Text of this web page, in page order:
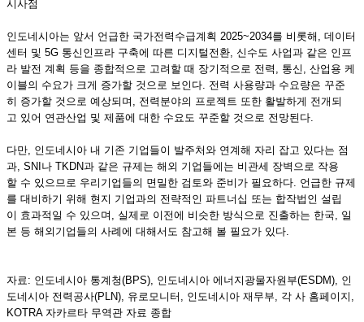
시사점
인도네시아는 앞서 언급한 국가전력수급계획 2025~2034를 비롯해, 데이터
센터 및 5G 통신인프라 구축에 따른 디지털전환, 신수도 사업과 같은 인프
라 발전 계획 등을 종합적으로 고려할 때 장기적으로 전력, 통신, 산업용 케
이블의 수요가 크게 증가할 것으로 보인다. 전력 사용량과 수요량은 꾸준
히 증가할 것으로 예상되며, 전력분야의 프로젝트 또한 활발하게 전개되
고 있어 연관산업 및 제품에 대한 수요도 꾸준할 것으로 전망된다.
다만, 인도네시아 내 기존 기업들이 발주처와 연계해 자리 잡고 있다는 점
과, SNI나 TKDN과 같은 규제는 해외 기업들에는 비관세 장벽으로 작용
할 수 있으므로 우리기업들의 면밀한 검토와 준비가 필요하다. 언급한 규제
를 대비하기 위해 현지 기업과의 전략적인 파트너십 또는 합작법인 설립
이 효과적일 수 있으며, 실제로 이전에 비슷한 방식으로 진출하는 한국, 일
본 등 해외기업들의 사례에 대해서도 참고해 볼 필요가 있다.
자료: 인도네시아 통계청(BPS), 인도네시아 에너지광물자원부(ESDM), 인
도네시아 전력공사(PLN), 유로모니터, 인도네시아 재무부, 각 사 홈페이지,
KOTRA 자카르타 무역관 자료 종합